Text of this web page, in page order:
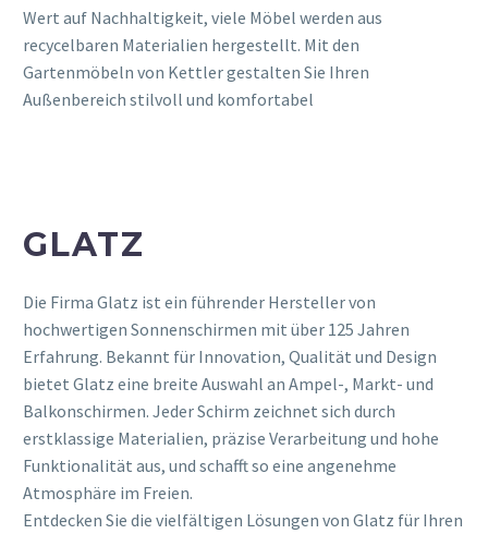
Wert auf Nachhaltigkeit, viele Möbel werden aus
recycelbaren Materialien hergestellt. Mit den
Gartenmöbeln von Kettler gestalten Sie Ihren
Außenbereich stilvoll und komfortabel
GLATZ
Die Firma Glatz ist ein führender Hersteller von
hochwertigen Sonnenschirmen mit über 125 Jahren
Erfahrung. Bekannt für Innovation, Qualität und Design
bietet Glatz eine breite Auswahl an Ampel-, Markt- und
Balkonschirmen. Jeder Schirm zeichnet sich durch
erstklassige Materialien, präzise Verarbeitung und hohe
Funktionalität aus, und schafft so eine angenehme
Atmosphäre im Freien.
Entdecken Sie die vielfältigen Lösungen von Glatz für Ihren